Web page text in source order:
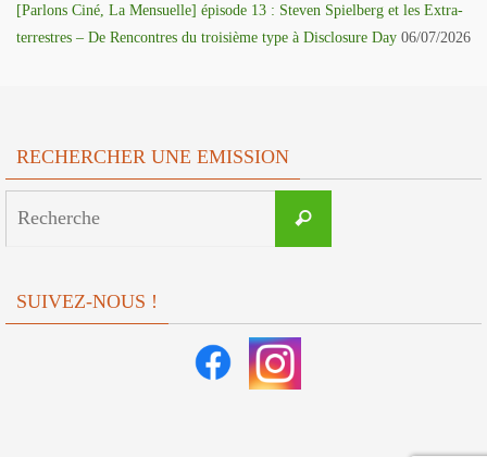
[Parlons Ciné, La Mensuelle] épisode 13 : Steven Spielberg et les Extra-
terrestres – De Rencontres du troisième type à Disclosure Day 06/07/2026
RECHERCHER UNE EMISSION
Recherche
SUIVEZ-NOUS !